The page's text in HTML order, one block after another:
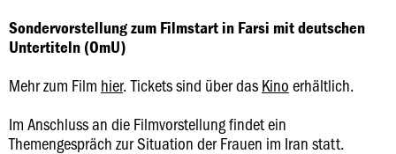
Sondervorstellung zum Filmstart in Farsi mit deutschen
Untertiteln (OmU)
Mehr zum Film hier. Tickets sind über das Kino erhältlich.
Im Anschluss an die Filmvorstellung findet ein
Themengespräch zur Situation der Frauen im Iran statt.